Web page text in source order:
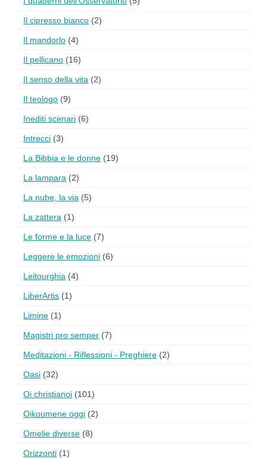
Il cipresso bianco (2)
Il mandorlo (4)
Il pellicano (16)
Il senso della vita (2)
Il teologo (9)
Inediti scenari (6)
Intrecci (3)
La Bibbia e le donne (19)
La lampara (2)
La nube, la via (5)
La zattera (1)
Le forme e la luce (7)
Leggere le emozioni (6)
Leitourghia (4)
LiberArtis (1)
Limine (1)
Magistri pro semper (7)
Meditazioni - Riflessioni - Preghiere (2)
Oasi (32)
Oi christianoi (101)
Oikoumene oggi (2)
Omelie diverse (8)
Orizzonti (1)